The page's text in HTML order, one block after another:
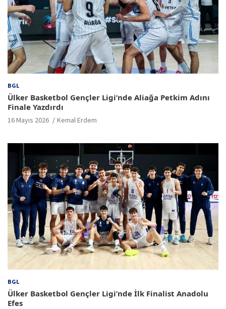
BGL
Ülker Basketbol Gençler Ligi’nde Aliağa Petkim Adını
Finale Yazdırdı
16 Mayıs 2026 Kemal Erdem
BGL
Ülker Basketbol Gençler Ligi’nde İlk Finalist Anadolu
Efes